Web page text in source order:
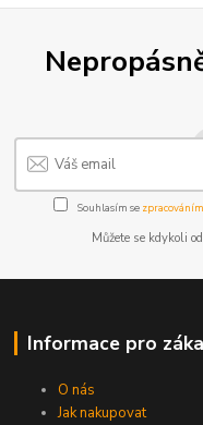
Souhlasím se
Můžete se kdykoli
Informace pro
O nás
Jak nakupovat